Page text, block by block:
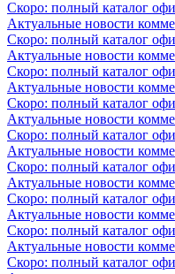
Скоро: полный каталог
Актуальные новости
Скоро: полный каталог
Актуальные новости
Скоро: полный каталог
Актуальные новости
Скоро: полный каталог
Актуальные новости
Скоро: полный каталог
Актуальные новости
Скоро: полный каталог
Актуальные новости
Скоро: полный каталог
Актуальные новости
Скоро: полный каталог
Актуальные новости
Скоро: полный каталог